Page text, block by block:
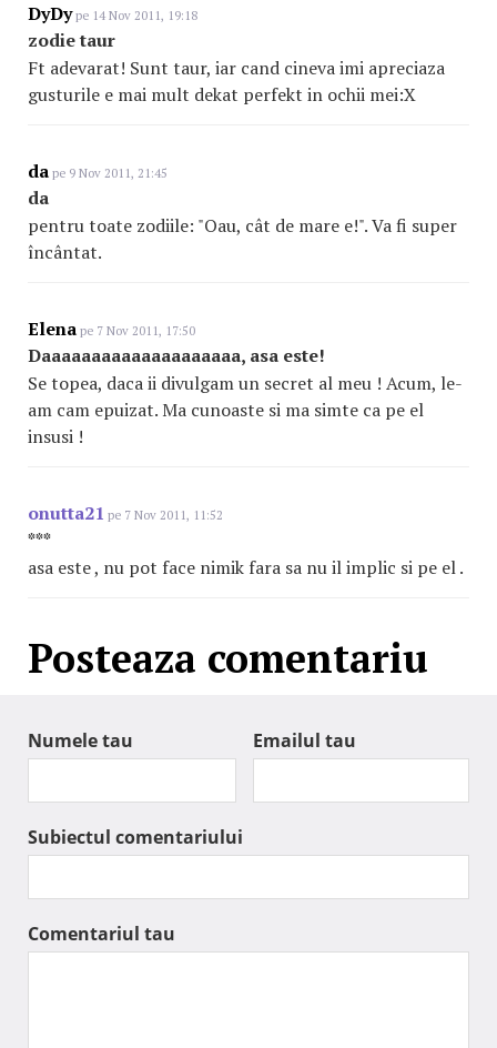
DyDype 14 Nov 2011, 19:18
zodie taur
Ft adevarat! Sunt taur, iar cand cineva imi apreciaza
gusturile e mai mult dekat perfekt in ochii mei:X
da pe 9 Nov 2011, 21:45
da
pentru toate zodiile: "Oau, cât de mare e!". Va fi super
încântat.
Elena pe 7 Nov 2011, 17:50
Daaaaaaaaaaaaaaaaaaaa, asa este!
Se topea, daca ii divulgam un secret al meu ! Acum, le-
am cam epuizat. Ma cunoaste si ma simte ca pe el
insusi !
onutta21 pe 7 Nov 2011, 11:52
***
asa este , nu pot face nimik fara sa nu il implic si pe el .
Posteaza comentariu
Numele tau Emailul tau
Subiectul comentariului
Comentariul tau